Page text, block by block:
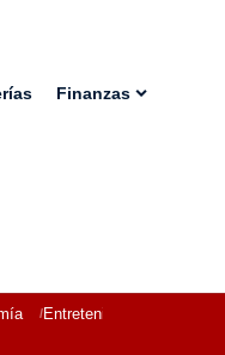
Finanzas
Entretenimiento